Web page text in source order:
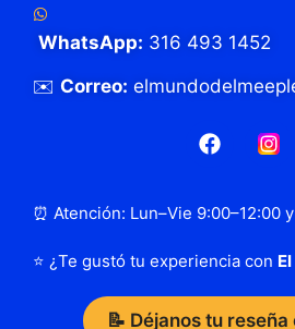
WhatsApp: 316 493 1452
✉️ Correo:
⏰ Atención: Lun–Vie 9:00–12:00
⭐ ¿Te gustó tu experiencia con
📝 Déjanos tu reseña